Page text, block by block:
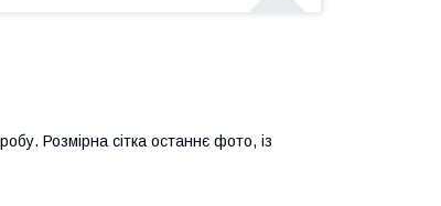
Розмірна сітка останнє фото, із